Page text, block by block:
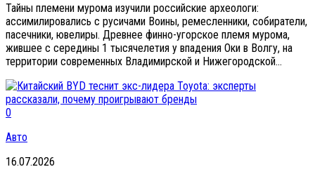
Тайны племени мурома изучили российские археологи:
ассимилировались с русичами Воины, ремесленники, собиратели,
пасечники, ювелиры. Древнее финно-угорское племя мурома,
жившее с середины 1 тысячелетия у впадения Оки в Волгу, на
территории современных Владимирской и Нижегородской...
0
Авто
16.07.2026